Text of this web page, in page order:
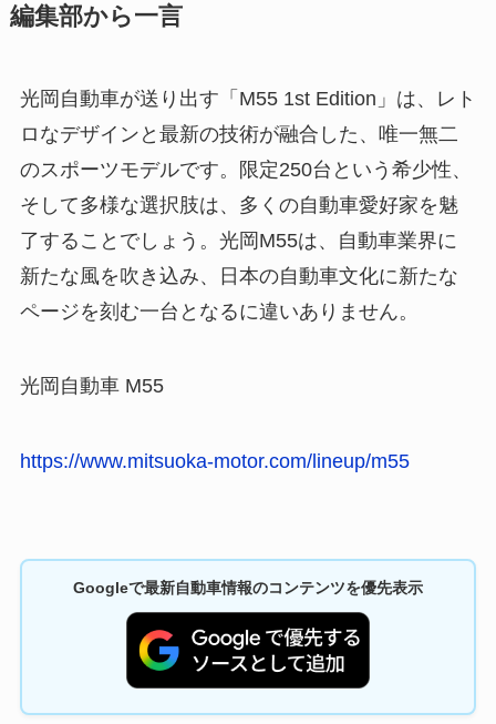
編集部から一言
光岡自動車が送り出す「M55 1st Edition」は、レト
ロなデザインと最新の技術が融合した、唯一無二
のスポーツモデルです。限定250台という希少性、
そして多様な選択肢は、多くの自動車愛好家を魅
了することでしょう。光岡M55は、自動車業界に
新たな風を吹き込み、日本の自動車文化に新たな
ページを刻む一台となるに違いありません。
光岡自動車 M55
https://www.mitsuoka-motor.com/lineup/m55
Googleで最新自動車情報のコンテンツを優先表示